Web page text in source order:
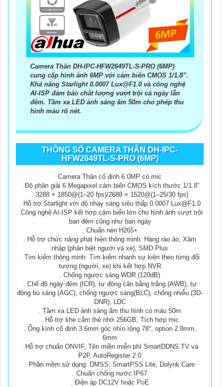
Sản phẩm thiết kế tinh tế dễ lắp đặt,vận hành đơn giản, đáp ứng
nhu cầu giám sát tiện lợi và hiện đại. Giải pháp an ninh tối ưu –
Ezviz cùngAn Thành Phátmang đến trải nghiệm an toàn,
thông minh và tiết kiệm nhất.
Camera Thân DH-IPC-HFW2649TL-S-PRO (6MP)
cung cấp hình ảnh 6MP với cảm biến CMOS 1/1.8”.
Khả năng Starlight 0.0007 Lux@F1.0 và công nghệ
AI-ISP đảm bảo chất lượng vượt trội cả ngày lẫn
đêm. Tầm xa LED ánh sáng ấm 50m cho phép thu
hình màu rõ nét.
THÔNG SỐ CAMERA THÂN DH-IPC-
HFW2649TL-S-PRO (6MP)
Camera Thân cố định 6.0MP có mic
. Độ phân giải 6 Megapixel cảm biến CMOS kích thước 1/1.8”
. 3288 × 1850@(1–20 fps)/2688 × 1520@(1–25/30 fps)
. Hỗ trợ Starlight với độ nhạy sáng siêu thấp 0.0007 Lux@F1.0
. Công nghệ AI-ISP kết hợp cảm biến lớn cho hình ảnh vượt trội
ban đêm cũng như ban ngày
. Chuẩn nén H265+
. Hỗ trợ chức năng phát hiện thông minh: Hàng rào ảo, Xâm
nhập (phân biệt người và xe), SMD Plus
. Tìm kiếm thông minh: Tìm kiếm nhanh sự kiện theo từng đối
tượng (người, xe) khi kết hợp NVR
. Chống ngược sáng WDR (120dB)
. Chế độ ngày đêm (ICR), tự động cân bằng trắng (AWB), tự
động bù sáng (AGC), chống ngược sáng(BLC), chống nhiễu (3D-
DNR), LDC
. Tầm xa LED ánh sáng ấm thu hình có màu 50m
. Hỗ trợ khe cắm thẻ nhớ 256GB, Tích hợp mic
. Ống kính cố định 3.6mm góc nhìn rộng 78°, option 2.8mm,
6mm
. Hỗ trợ chuẩn ONVIF, Tên miền miễn phí SmartDDNS.TV và
P2P, AutoRegister 2.0
. Phần mềm sử dụng: DMSS, SmartPSS Lite, Dolynk Care
. Chuẩn chống nước IP67
. Điện áp DC12V hoặc PoE